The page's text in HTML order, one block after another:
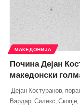
МАКЕДОНИЈА
Почина Дејан
македонски
Дејан Костуранов,
Вардар, Силекс,